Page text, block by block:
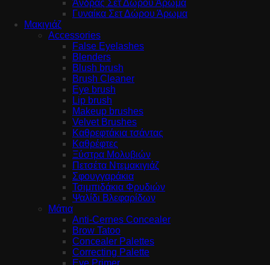
Άνδρας Σετ Δώρου Άρωμα
Γυναίκα Σετ Δώρου Άρωμα
Μακιγιάζ
Accessories
False Eyelashes
Blenders
Blush brush
Brush Cleaner
Eye brush
Lip brush
Makeup brushes
Velvet Brushes
Καθρεφτάκια τσάντας
Καθρέφτες
Ξύστρα Μολυβιών
Πετσέτα Ντεμακιγιάζ
Σφουγγαράκια
Τσιμπιδάκια Φρυδιών
Ψαλίδι Βλεφαρίδων
Μάτια
Anti-Cernes Concealer
Brow Tatoo
Concealer Palettes
Correcting Palette
Eye Primer